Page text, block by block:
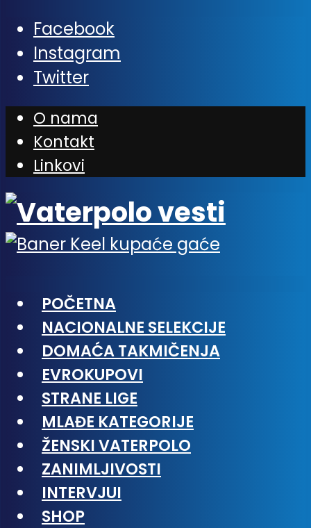
Facebook
Instagram
Twitter
O nama
Kontakt
Linkovi
POČETNA
NACIONALNE SELEKCIJE
DOMAĆA TAKMIČENJA
EVROKUPOVI
STRANE LIGE
MLAĐE KATEGORIJE
ŽENSKI VATERPOLO
ZANIMLJIVOSTI
INTERVJUI
SHOP